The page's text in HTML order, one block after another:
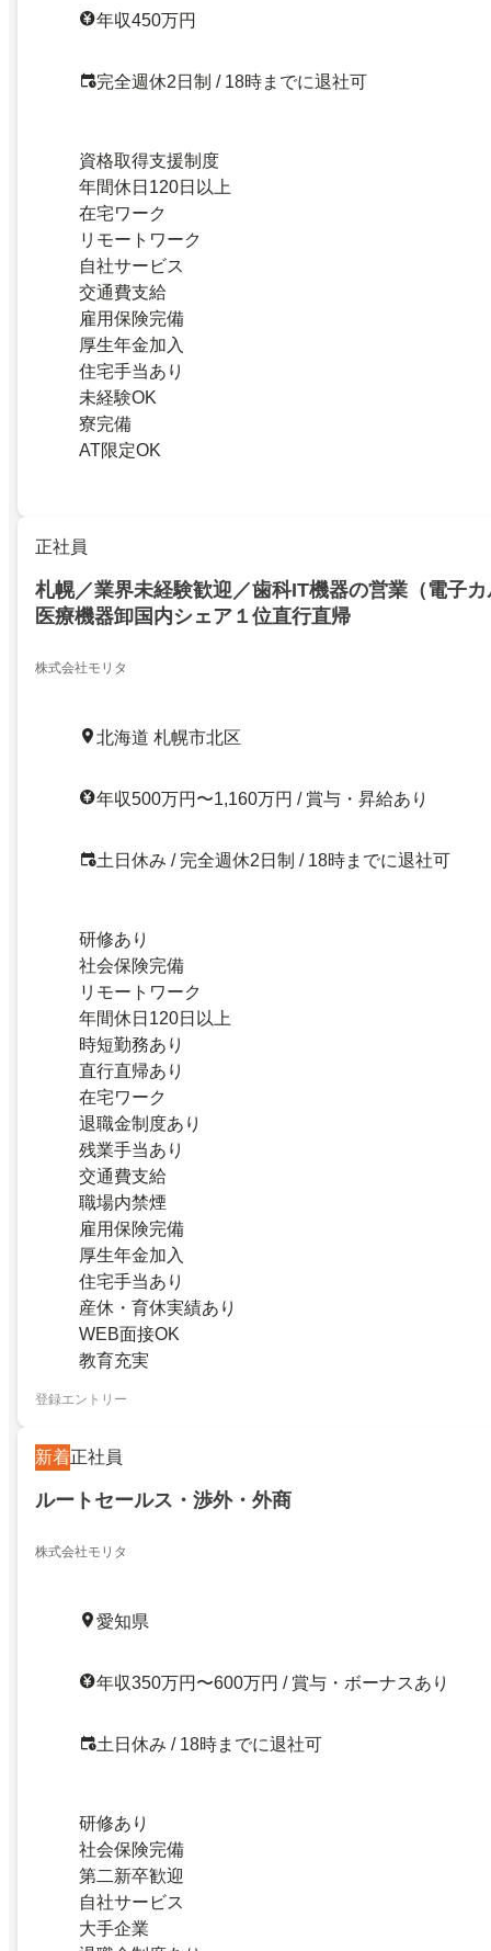
年収450万円
完全週休2日制 / 18時までに退社可
資格取得支援制度
年間休日120日以上
在宅ワーク
リモートワーク
自社サービス
交通費支給
雇用保険完備
厚生年金加入
住宅手当あり
未経験OK
寮完備
AT限定OK
正社員
札幌／業界未経験歓迎／歯科IT機器の営業（電子
医療機器卸国内シェア１位直行直帰
株式会社モリタ
北海道 札幌市北区
年収500万円〜1,160万円 / 賞与・昇給あり
土日休み / 完全週休2日制 / 18時までに退社可
研修あり
社会保険完備
リモートワーク
年間休日120日以上
時短勤務あり
直行直帰あり
在宅ワーク
退職金制度あり
残業手当あり
交通費支給
職場内禁煙
雇用保険完備
厚生年金加入
住宅手当あり
産休・育休実績あり
WEB面接OK
教育充実
登録エントリー
新着正社員
ルートセールス・渉外・外商
株式会社モリタ
愛知県
年収350万円〜600万円 / 賞与・ボーナスあり
土日休み / 18時までに退社可
研修あり
社会保険完備
第二新卒歓迎
自社サービス
大手企業